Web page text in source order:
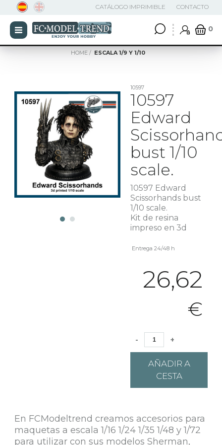
0
CATÁLOGO IMPRIMIBLE CONTACTO
HOME ESCALA 1/9 Y 1/10
10597
10597
Edward
bust 1/10
scale.
10597 Edward
Scissorhands bust
1/10 scale.
Kit de resina
impreso en 3d
Entrega 24/48 h
26,62
€
- +
AÑADIR A
CESTA
En FCModeltrend creamos accesorios para
maquetas a escala 1/16 1/24 1/35 1/48 y 1/72
para utilizar con sus modelos Sherman,